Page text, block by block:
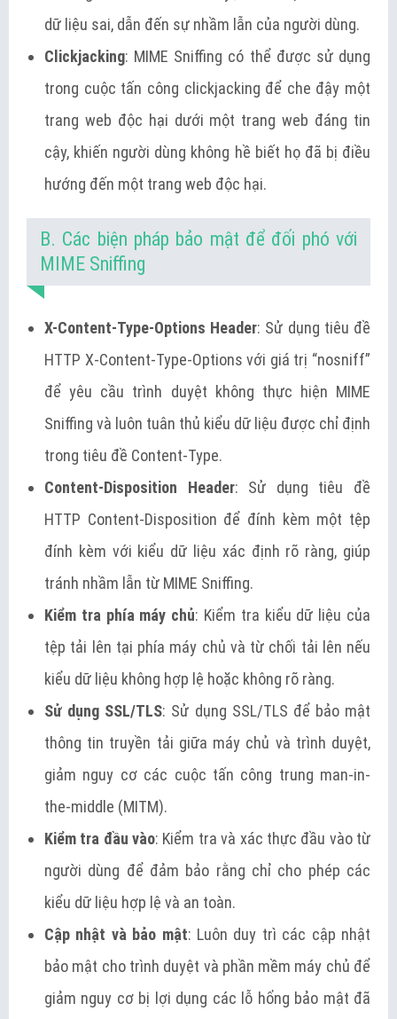
dữ liệu sai, dẫn đến sự nhầm lẫn của người dùng.
Clickjacking: MIME Sniffing có thể được sử dụng
trong cuộc tấn công clickjacking để che đậy một
trang web độc hại dưới một trang web đáng tin
cậy, khiến người dùng không hề biết họ đã bị điều
hướng đến một trang web độc hại.
B. Các biện pháp bảo mật để đối phó với
MIME Sniffing
X-Content-Type-Options Header: Sử dụng tiêu đề
HTTP X-Content-Type-Options với giá trị “nosniff”
để yêu cầu trình duyệt không thực hiện MIME
Sniffing và luôn tuân thủ kiểu dữ liệu được chỉ định
trong tiêu đề Content-Type.
Content-Disposition Header: Sử dụng tiêu đề
HTTP Content-Disposition để đính kèm một tệp
đính kèm với kiểu dữ liệu xác định rõ ràng, giúp
tránh nhầm lẫn từ MIME Sniffing.
Kiểm tra phía máy chủ: Kiểm tra kiểu dữ liệu của
tệp tải lên tại phía máy chủ và từ chối tải lên nếu
kiểu dữ liệu không hợp lệ hoặc không rõ ràng.
Sử dụng SSL/TLS: Sử dụng SSL/TLS để bảo mật
thông tin truyền tải giữa máy chủ và trình duyệt,
giảm nguy cơ các cuộc tấn công trung man-in-
the-middle (MITM).
Kiểm tra đầu vào: Kiểm tra và xác thực đầu vào từ
người dùng để đảm bảo rằng chỉ cho phép các
kiểu dữ liệu hợp lệ và an toàn.
Cập nhật và bảo mật: Luôn duy trì các cập nhật
bảo mật cho trình duyệt và phần mềm máy chủ để
giảm nguy cơ bị lợi dụng các lỗ hổng bảo mật đã